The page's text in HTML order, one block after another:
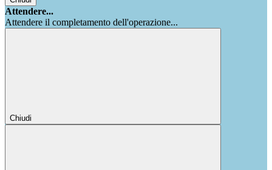
Attendere...
Attendere il completamento dell'operazione...
Chiudi